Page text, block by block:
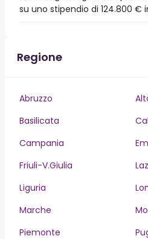
su uno stipendio di 124.800 €
Regione
Abruzzo
Basilicata
Campania
Friuli-V.Giulia
Liguria
Marche
Piemonte